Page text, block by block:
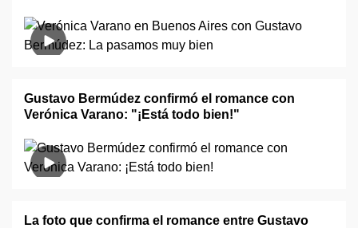
Gustavo Bermúdez confirmó el romance con
Verónica Varano: "¡Está todo bien!"
La foto que confirma el romance entre Gustavo